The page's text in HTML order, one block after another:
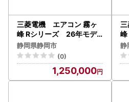
三菱電機 エアコン 霧ヶ
峰 Rシリーズ 26年モデ
ル MSZ-R6326S-W （2
0畳用/200V/ピュアホワ
イト） 【標準設置工事付
】【配送不可：沖縄・離島
】
静岡県静岡市
(0)
1,250,000
三
峰
用
静